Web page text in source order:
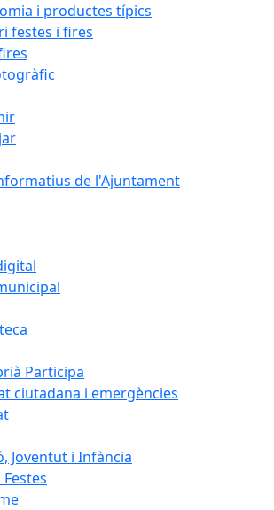
i productes típics
festes i fires
de l'Ajuntament
Participa
ciutadana i emergències
Joventut i Infància